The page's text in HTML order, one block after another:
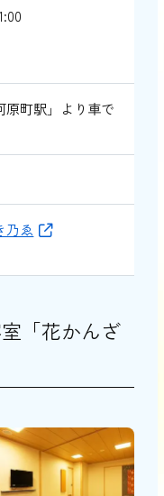
原町駅」より車で
乃ゑ
「花かんざ